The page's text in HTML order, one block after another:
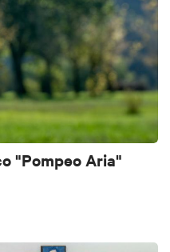
"Pompeo Aria"